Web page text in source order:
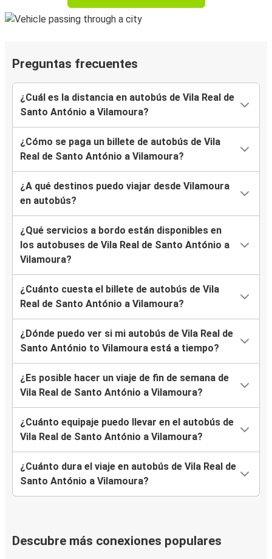
Preguntas frecuentes
¿Cuál es la distancia en autobús de Vila Real de
Santo António a Vilamoura?
¿Cómo se paga un billete de autobús de Vila
Real de Santo António a Vilamoura?
¿A qué destinos puedo viajar desde Vilamoura
en autobús?
¿Qué servicios a bordo están disponibles en
los autobuses de Vila Real de Santo António a
Vilamoura?
¿Cuánto cuesta el billete de autobús de Vila
Real de Santo António a Vilamoura?
¿Dónde puedo ver si mi autobús de Vila Real de
Santo António to Vilamoura está a tiempo?
¿Es posible hacer un viaje de fin de semana de
Vila Real de Santo António a Vilamoura?
¿Cuánto equipaje puedo llevar en el autobús de
Vila Real de Santo António a Vilamoura?
¿Cuánto dura el viaje en autobús de Vila Real de
Santo António a Vilamoura?
Descubre más conexiones populares